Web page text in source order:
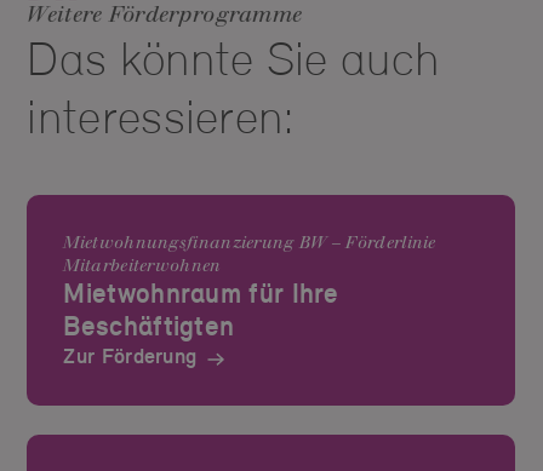
Weitere Förderprogramme
Das könnte Sie auch
interessieren:
Mietwohnungs­finanzierung BW – Förderlinie
Mitarbeiterwohnen
Mietwohnraum für Ihre
Beschäftigten
Zur Förderung